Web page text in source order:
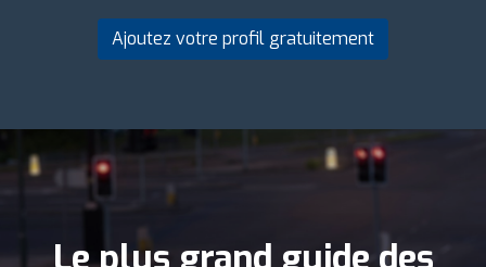
Ajoutez votre profil gratuitement
Le plus grand guide des